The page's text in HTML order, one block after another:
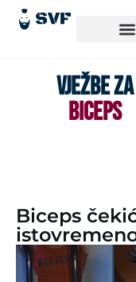
VJEŽBE ZA
BICEPS
Biceps